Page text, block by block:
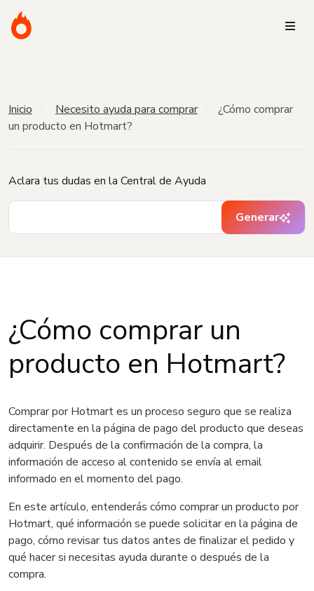
Inicio Necesito ayuda para comprar
¿Cómo comprar
un producto en Hotmart?
Aclara tus dudas en la Central de Ayuda
Generar
¿Cómo comprar un
producto en Hotmart?
Comprar por Hotmart es un proceso seguro que se realiza
directamente en la página de pago del producto que deseas
adquirir. Después de la confirmación de la compra, la
información de acceso al contenido se envía al email
informado en el momento del pago.
En este artículo, entenderás cómo comprar un producto por
Hotmart, qué información se puede solicitar en la página de
pago, cómo revisar tus datos antes de finalizar el pedido y
qué hacer si necesitas ayuda durante o después de la
compra.